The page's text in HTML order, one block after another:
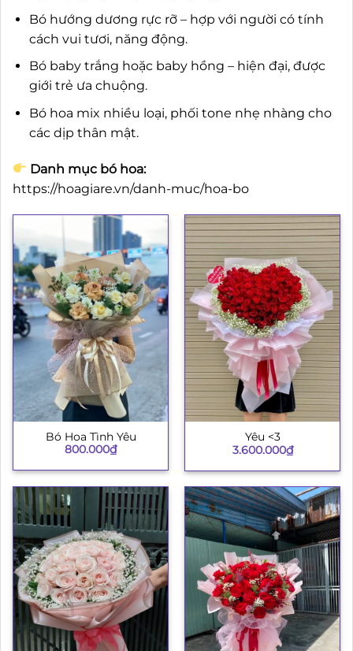
Bó hướng dương rực rỡ – hợp với người có tính
cách vui tươi, năng động.
Bó baby trắng hoặc baby hồng – hiện đại, được
giới trẻ ưa chuộng.
Bó hoa mix nhiều loại, phối tone nhẹ nhàng cho
các dịp thân mật.
Danh mục bó hoa:
https://hoagiare.vn/danh-muc/hoa-bo
Bó Hoa Tình Yêu
800.000₫
Yêu <3
3.600.000₫